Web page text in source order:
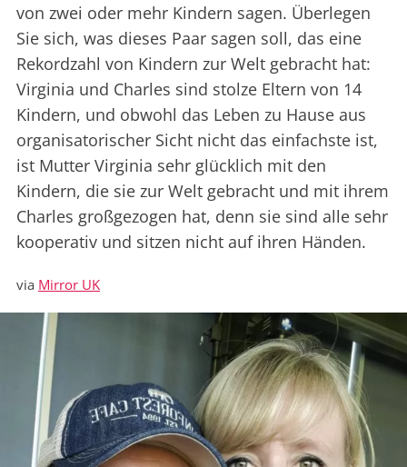
von zwei oder mehr Kindern sagen. Überlegen
Sie sich, was dieses Paar sagen soll, das eine
Rekordzahl von Kindern zur Welt gebracht hat:
Virginia und Charles sind stolze Eltern von 14
Kindern, und obwohl das Leben zu Hause aus
organisatorischer Sicht nicht das einfachste ist,
ist Mutter Virginia sehr glücklich mit den
Kindern, die sie zur Welt gebracht und mit ihrem
Charles großgezogen hat, denn sie sind alle sehr
kooperativ und sitzen nicht auf ihren Händen.
via Mirror UK